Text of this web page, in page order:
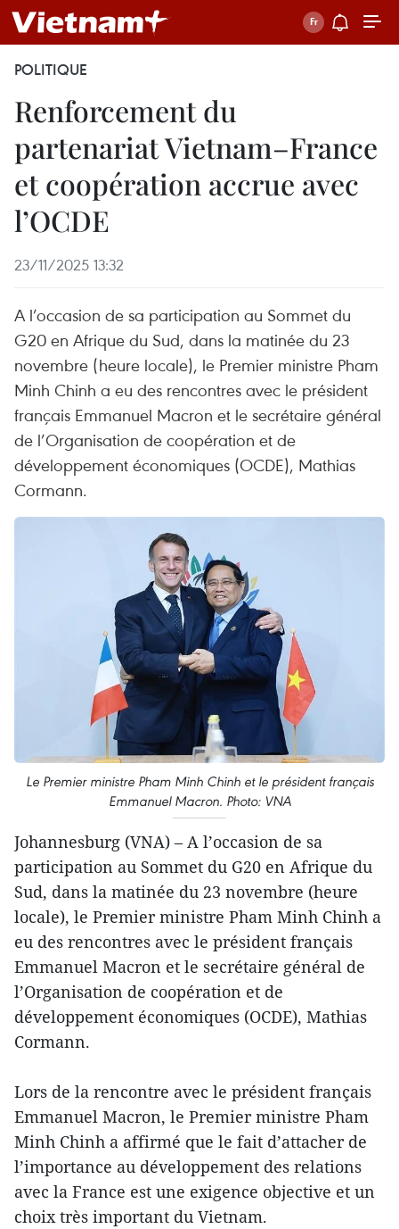
POLITIQUE
Renforcement du
partenariat Vietnam–France
et coopération accrue avec
l’OCDE
23/11/2025 13:32
A l’occasion de sa participation au Sommet du
G20 en Afrique du Sud, dans la matinée du 23
novembre (heure locale), le Premier ministre Pham
Minh Chinh a eu des rencontres avec le président
français Emmanuel Macron et le secrétaire général
de l’Organisation de coopération et de
développement économiques (OCDE), Mathias
Cormann.
Le Premier ministre Pham Minh Chinh et le président français
Emmanuel Macron. Photo: VNA
Johannesburg (VNA) – A l’occasion de sa
participation au Sommet du G20 en Afrique du
Sud, dans la matinée du 23 novembre (heure
locale), le Premier ministre Pham Minh Chinh a
eu des rencontres avec le président français
Emmanuel Macron et le secrétaire général de
l’Organisation de coopération et de
développement économiques (OCDE), Mathias
Cormann.
Lors de la rencontre avec le président français
Emmanuel Macron, le Premier ministre Pham
Minh Chinh a affirmé que le fait d’attacher de
l’importance au développement des relations
avec la France est une exigence objective et un
choix très important du Vietnam.